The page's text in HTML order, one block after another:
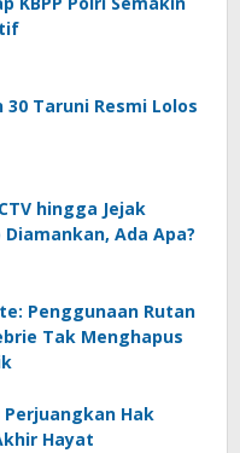
30 Taruni Resmi Lolos
hingga Jejak
Ada Apa?
Penggunaan Rutan
Tak Menghapus
Hak
Hayat